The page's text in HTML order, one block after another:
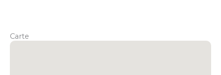
Carte